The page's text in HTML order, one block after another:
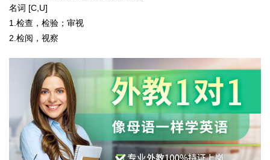
名词 [C,U]
1.检查，检验；审视
2.检阅，视察